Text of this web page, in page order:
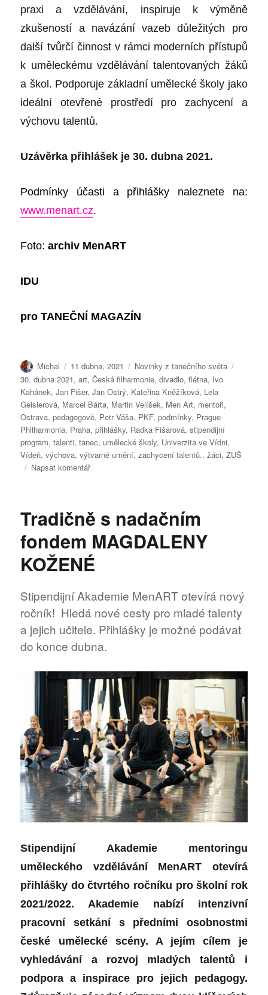
praxi a vzdělávání, inspiruje k výměně
zkušeností a navázání vazeb důležitých pro
další tvůrčí činnost v rámci moderních přístupů
k uměleckému vzdělávání talentovaných žáků
a škol. Podporuje základní umělecké školy jako
ideální otevřené prostředí pro zachycení a
výchovu talentů.
Uzávěrka přihlášek je 30. dubna 2021.
Podmínky účasti a přihlášky naleznete na:
www.menart.cz.
Foto: archiv MenART
IDU
proTANEČNÍ MAGAZÍN
Autor:
Michal Publikováno:
11 dubna, 2021 Rubriky:
Novinky z tanečního světa
30. dubna 2021,art,Česká filharmonie,divadlo,flétna, Ivo
Kahánek,Jan Fišer,Jan Ostrý, Kateřina Kněžíková, Lela
Geislerová, Marcel Bárta, Martin Velíšek, Men Art, mentoři,
Ostrava,pedagogově, Petr Váša, PKF,podmínky, Prague
Philharmonia, Praha,přihlášky, Radka Fišarová,stipendijní
program,talenti,tanec, umělecké školy, Univerzita ve Vídni,
Vídeň,výchova,výtvarné umění,zachycení talentů.,žáci,ZUŠ
Napsat komentářpro
Pro
pedagogy
Tradičně s nadačním
fondem MAGDALENY
KOŽENÉ
Stipendijní Akademie MenART otevírá nový
ročník! Hledá nové cesty pro mladé talenty
a jejich učitele. Přihlášky je možné podávat
do konce dubna.
Stipendijní Akademie mentoringu
uměleckého vzdělávání MenART otevírá
přihlášky do čtvrtého ročníku pro školní rok
2021/2022. Akademie nabízí intenzivní
pracovní setkání s předními osobnostmi
české umělecké scény. A jejím cílem je
vyhledávání a rozvoj mladých talentů i
podpora a inspirace pro jejich pedagogy.